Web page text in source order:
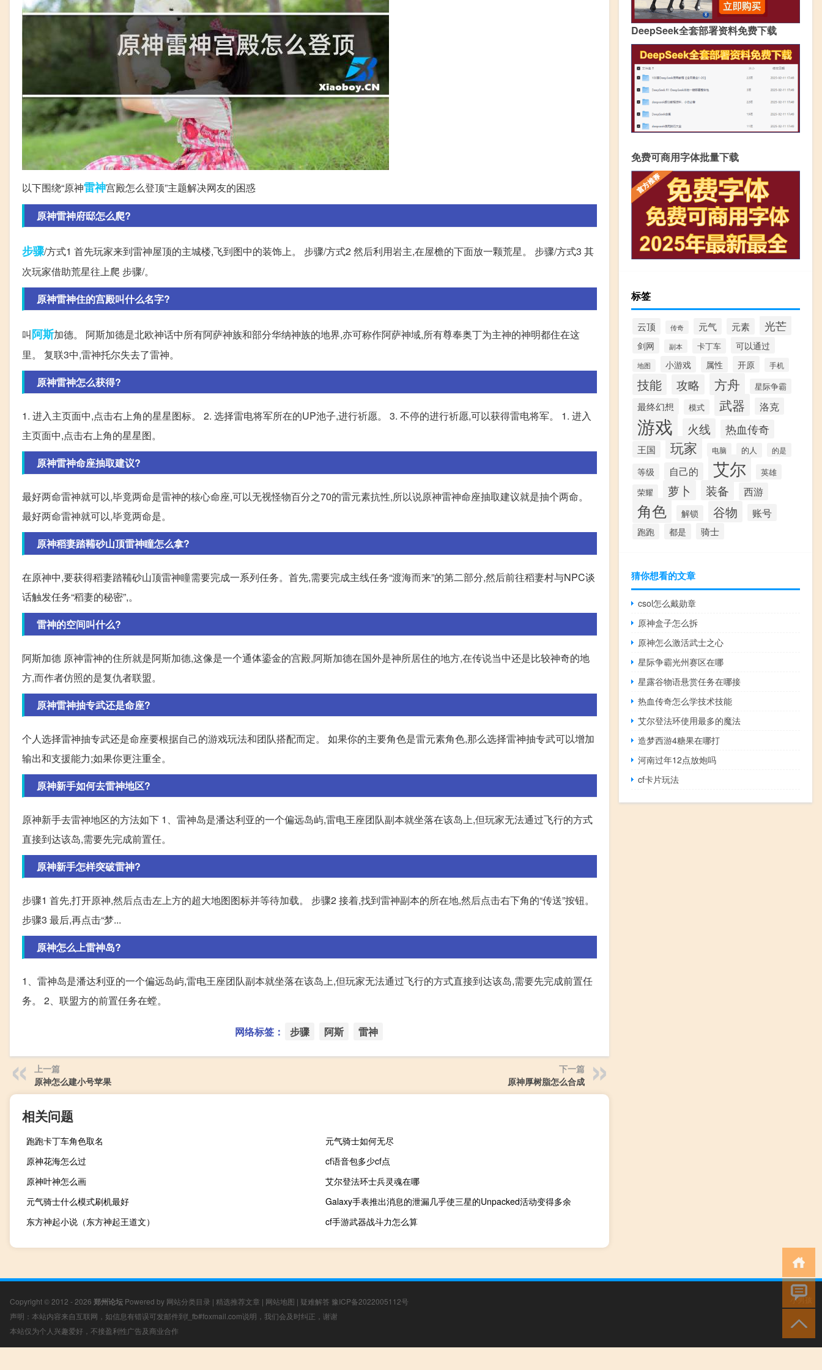
以下围绕“原神雷神宫殿怎么登顶”主题解决网友的困惑
原神雷神府邸怎么爬?
步骤/方式1 首先玩家来到雷神屋顶的主城楼,飞到图中的装饰上。 步骤/方式2 然后利用岩主,在屋檐的下面放一颗荒星。 步骤/方式3 其
次玩家借助荒星往上爬 步骤/。
原神雷神住的宫殿叫什么名字?
叫阿斯加德。 阿斯加德是北欧神话中所有阿萨神族和部分华纳神族的地界,亦可称作阿萨神域,所有尊奉奥丁为主神的神明都住在这
里。 复联3中,雷神托尔失去了雷神。
原神雷神怎么获得?
1. 进入主页面中,点击右上角的星星图标。 2. 选择雷电将军所在的UP池子,进行祈愿。 3. 不停的进行祈愿,可以获得雷电将军。 1. 进入
主页面中,点击右上角的星星图。
原神雷神命座抽取建议?
最好两命雷神就可以,毕竟两命是雷神的核心命座,可以无视怪物百分之70的雷元素抗性,所以说原神雷神命座抽取建议就是抽个两命。
最好两命雷神就可以,毕竟两命是。
原神稻妻踏鞴砂山顶雷神瞳怎么拿?
在原神中,要获得稻妻踏鞴砂山顶雷神瞳需要完成一系列任务。首先,需要完成主线任务“渡海而来”的第二部分,然后前往稻妻村与NPC谈
话触发任务“稻妻的秘密”,。
雷神的空间叫什么?
阿斯加德 原神雷神的住所就是阿斯加德,这像是一个通体鎏金的宫殿,阿斯加德在国外是神所居住的地方,在传说当中还是比较神奇的地
方,而作者仿照的是复仇者联盟。
原神雷神抽专武还是命座?
个人选择雷神抽专武还是命座要根据自己的游戏玩法和团队搭配而定。 如果你的主要角色是雷元素角色,那么选择雷神抽专武可以增加
输出和支援能力;如果你更注重全。
原神新手如何去雷神地区?
原神新手去雷神地区的方法如下 1、雷神岛是潘达利亚的一个偏远岛屿,雷电王座团队副本就坐落在该岛上,但玩家无法通过飞行的方式
直接到达该岛,需要先完成前置任。
原神新手怎样突破雷神?
步骤1 首先,打开原神,然后点击左上方的超大地图图标并等待加载。 步骤2 接着,找到雷神副本的所在地,然后点击右下角的“传送”按钮。
步骤3 最后,再点击“梦...
原神怎么上雷神岛?
1、雷神岛是潘达利亚的一个偏远岛屿,雷电王座团队副本就坐落在该岛上,但玩家无法通过飞行的方式直接到达该岛,需要先完成前置任
务。 2、联盟方的前置任务在螳。
网络标签： 步骤 阿斯 雷神
上一篇
原神怎么建小号苹果
下一篇
原神厚树脂怎么合成
相关问题
跑跑卡丁车角色取名
元气骑士如何无尽
原神花海怎么过
cf语音包多少cf点
原神叶神怎么画
艾尔登法环士兵灵魂在哪
元气骑士什么模式刷机最好
Galaxy手表推出消息的泄漏几乎使三星的Unpacked活动变得多余
东方神起小说（东方神起王道文）
cf手游武器战斗力怎么算
DeepSeek全套部署资料免费下载
免费可商用字体批量下载
标签
云顶 传奇 元气 元素 光芒
剑网 副本 卡丁车 可以通过
地图 小游戏 属性 开原 手机
技能 攻略 方舟 星际争霸
最终幻想 模式 武器 洛克
游戏 火线 热血传奇
王国 玩家 电脑 的人 的是
等级 自己的 艾尔
英雄
荣耀
萝卜 装备 西游
角色 解锁 谷物 账号
跑跑 都是 骑士
猜你想看的文章
csol怎么戴勋章
原神盒子怎么拆
原神怎么激活武士之心
星际争霸光州赛区在哪
星露谷物语悬赏任务在哪接
热血传奇怎么学技术技能
艾尔登法环使用最多的魔法
造梦西游4糖果在哪打
河南过年12点放炮吗
cf卡片玩法
Copyright © 2012 - 2026 郑州论坛 Powered by 网站分类目录 | 精选推荐文章 | 网站地图 | 疑难解答 豫ICP备2022005112号
声明：本站内容来自互联网，如信息有错误可发邮件到f_fb#foxmail.com说明，我们会及时纠正，谢谢
本站仅为个人兴趣爱好，不接盈利性广告及商业合作
小男孩